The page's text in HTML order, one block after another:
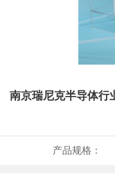
南京瑞尼克半导体行
产品规格：